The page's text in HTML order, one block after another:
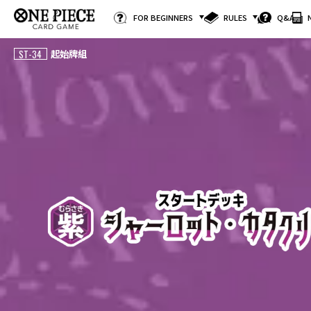
FOR BEGINNERS RULES Q&A
ST-34 起始牌組